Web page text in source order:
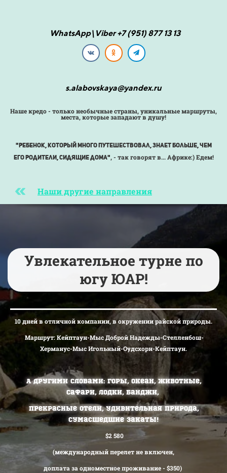
WhatsApp\Viber +7 (951) 877 13 13
s.alabovskaya@yandex.ru
Наше кредо - только необычные страны, уникальные маршруты,
места, которые западают в душу!
"Ребенок, который много путешествовал, знает больше, чем
его родители, сидящие дома", - так говорятв... Африке:) Едем!
Наши другие направления
Увлекательное турне по
югу ЮАР!
10 дней в отличной компании, в окружении райской природы.
Маршрут: Кейптаун-Мыс Доброй Надежды-Стелленбош-
Херманус-Мыс Игольный-Оудсхорн-Кейптаун.
А другими словами: горы, океан, животные,
сафари, лодки, банджи,
прекрасные отели, удивительная природа,
сумасшедшие закаты!
$2 580
(международный перелет не включен,
доплата за одноместное проживание - $350)